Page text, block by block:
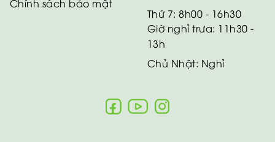
Chính sách bảo mật
Thứ 7: 8h00 - 16h30
Giờ nghỉ trưa: 11h30 -
13h
Chủ Nhật: Nghỉ